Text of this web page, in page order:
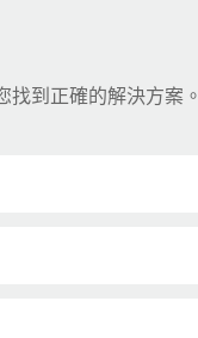
到正確的解決方案。